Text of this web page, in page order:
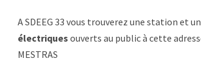
A SDEEG 33 vous trouverez une station et
électriques ouverts au public à cette
MESTRAS